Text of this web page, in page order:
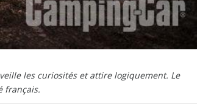
les curiosités et attire logiquement. Le
français.